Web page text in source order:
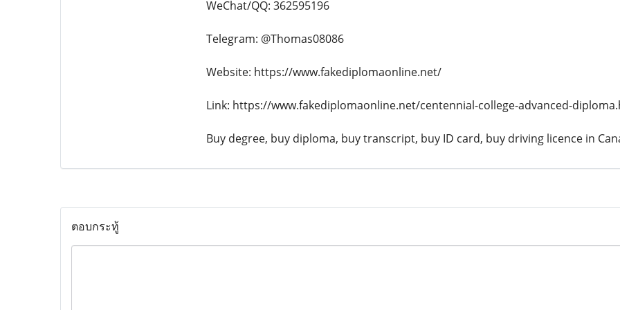
WeChat/QQ: 362595196
Telegram: @Thomas08086
Website: https://www.fakediplomaonline.net/
Link: https://www.fakediplomaonline.net/centennial-college-advanced-
Buy degree, buy diploma, buy transcript, buy ID card, buy driving licence in
ตอบกระทู้